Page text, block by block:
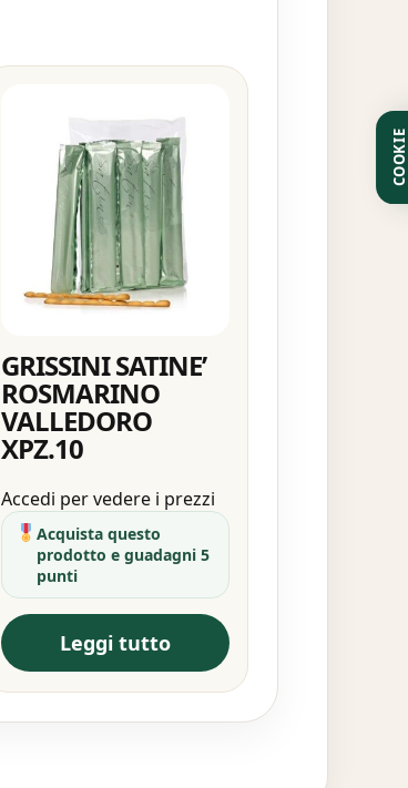
GRISSINI SATINE’
ROSMARINO
VALLEDORO
XPZ.10
Accedi per vedere i prezzi
Acquista questo
prodotto e guadagni 5
punti
Leggi tutto
COOKIE